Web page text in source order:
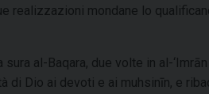
realizzazioni mondane lo
al-Baqara, due volte in al-
di Dio ai devoti e ai muhsinīn, e